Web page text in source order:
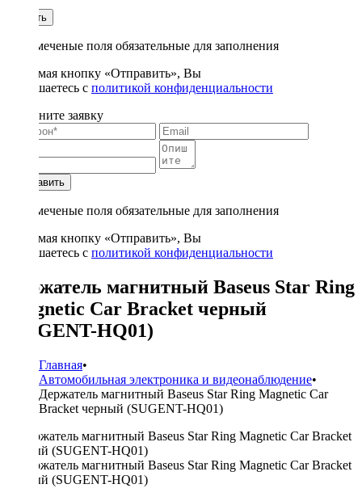
Купить
* - отмеченые поля обязательные для заполнения
Нажимая кнопку «Отправить», Вы
соглашаетесь с политикой конфиденциальности
Заполните заявку
Отправить
* - отмеченые поля обязательные для заполнения
Нажимая кнопку «Отправить», Вы
соглашаетесь с политикой конфиденциальности
Держатель магнитный Baseus Star Ring
Magnetic Car Bracket черный
(SUGENT-HQ01)
Главная•
Автомобильная электроника и видеонаблюдение•
Держатель магнитный Baseus Star Ring Magnetic Car
Bracket черный (SUGENT-HQ01)